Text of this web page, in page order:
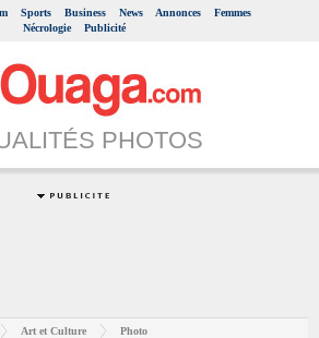
Sports Business News Annonces
Femmes
Nécrologie
Publicité
PHOTOS
Art et Culture Photo